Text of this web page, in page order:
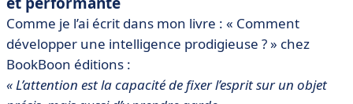
Comme je l’ai écrit dans mon livre : « Comment
développer une intelligence prodigieuse ? » chez
BookBoon éditions :
« L’attention est la capacité de fixer l’esprit sur un objet